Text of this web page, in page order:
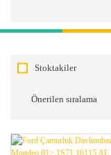
Stoktakiler